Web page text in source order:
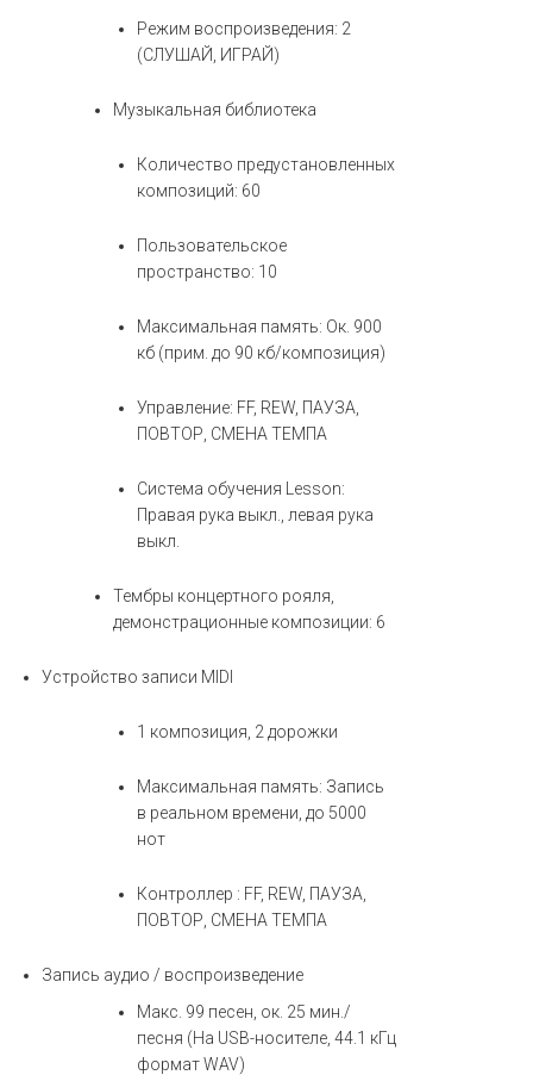
Режим воспроизведения: 2
(СЛУШАЙ, ИГРАЙ)
Музыкальная библиотека
Количество предустановленных
композиций: 60
Пользовательское
пространство: 10
Максимальная память: Ок. 900
кб (прим. до 90 кб/композиция)
Управление: FF, REW, ПАУЗА,
ПОВТОР, СМЕНА ТЕМПА
Система обучения Lesson:
Правая рука выкл., левая рука
выкл.
Тембры концертного рояля,
демонстрационные композиции: 6
Устройство записи MIDI
1 композиция, 2 дорожки
Максимальная память: Запись
в реальном времени, до 5000
нот
Контроллер : FF, REW, ПАУЗА,
ПОВТОР, СМЕНА ТЕМПА
Запись аудио / воспроизведение
Макс. 99 песен, ок. 25 мин./
песня (На USB-носителе, 44.1 кГц
формат WAV)